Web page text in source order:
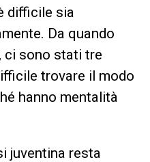
difficile sia
Da quando
ci sono stati tre
trovare il modo
hanno mentalità
juventina resta